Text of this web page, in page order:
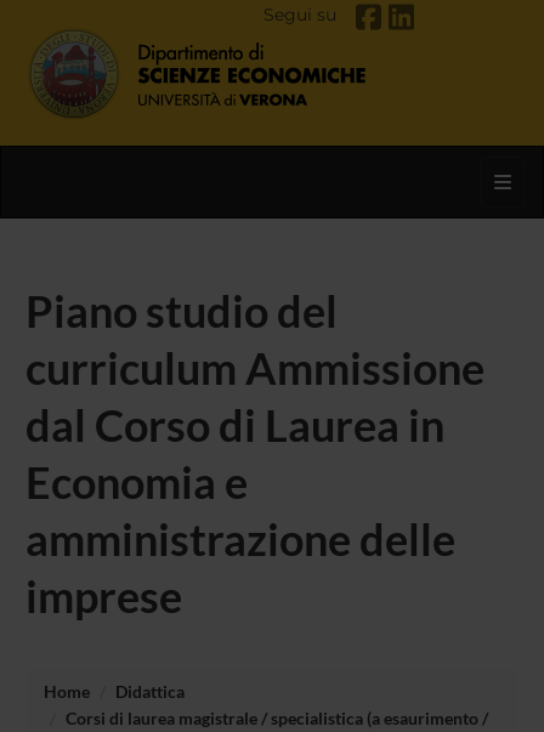
Segui su
Piano studio del
curriculum Ammissione
dal Corso di Laurea in
Economia e
amministrazione delle
imprese
Home
Didattica
Corsi di laurea magistrale / specialistica (a esaurimento /